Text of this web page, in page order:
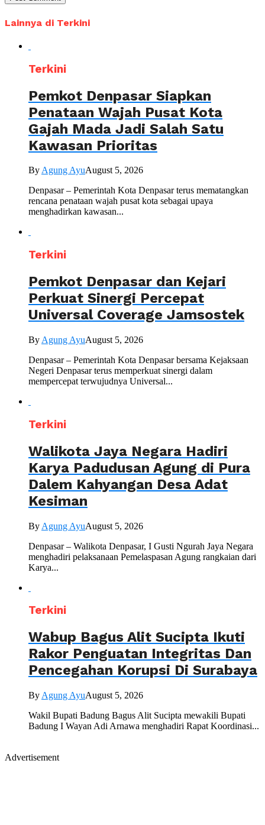
Lainnya di Terkini
Terkini
Pemkot Denpasar Siapkan
Penataan Wajah Pusat Kota
Gajah Mada Jadi Salah Satu
Kawasan Prioritas
ByAgung AyuAugust 5, 2026
Denpasar – Pemerintah Kota Denpasar terus mematangkan
rencana penataan wajah pusat kota sebagai upaya
menghadirkan kawasan...
Terkini
Pemkot Denpasar dan Kejari
Perkuat Sinergi Percepat
Universal Coverage Jamsostek
By Agung AyuAugust 5, 2026
Denpasar – Pemerintah Kota Denpasar bersama Kejaksaan
Negeri Denpasar terus memperkuat sinergi dalam
mempercepat terwujudnya Universal...
Terkini
Walikota Jaya Negara Hadiri
Karya Padudusan Agung di Pura
Dalem Kahyangan Desa Adat
Kesiman
By Agung AyuAugust 5, 2026
Denpasar – Walikota Denpasar, I Gusti Ngurah Jaya Negara
menghadiri pelaksanaan Pemelaspasan Agung rangkaian dari
Karya...
Terkini
Wabup Bagus Alit Sucipta Ikuti
Rakor Penguatan Integritas Dan
Pencegahan Korupsi Di Surabaya
By Agung AyuAugust 5, 2026
Wakil Bupati Badung Bagus Alit Sucipta mewakili Bupati
Badung I Wayan Adi Arnawa menghadiri Rapat Koordinasi...
Advertisement